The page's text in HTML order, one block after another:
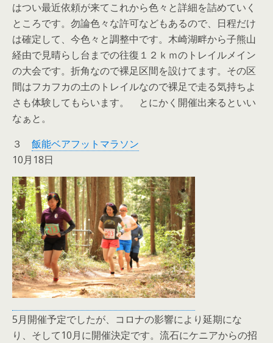
はつい最近依頼が来てこれから色々と詳細を詰めていく
ところです。勿論色々な許可などもあるので、日程だけ
は確定して、今色々と調整中です。木崎湖畔から子熊山
経由で見晴らし台までの往復１２ｋｍのトレイルメイン
の大会です。折角なので裸足区間を設けてます。その区
間はフカフカの土のトレイルなので裸足で走る気持ちよ
さも体験してもらいます。 とにかく開催出来るといい
なぁと。
３ 飯能ベアフットマラソン
10月18日
5月開催予定でしたが、コロナの影響により延期にな
り、そして10月に開催決定です。流石にケニアからの招